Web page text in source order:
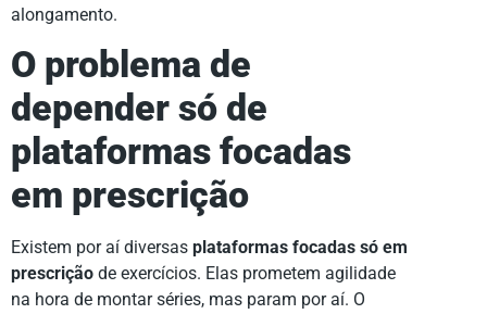
alongamento.
O problema de
depender só de
plataformas focadas
em prescrição
Existem por aí diversas plataformas focadas só em
prescrição de exercícios. Elas prometem agilidade
na hora de montar séries, mas param por aí. O